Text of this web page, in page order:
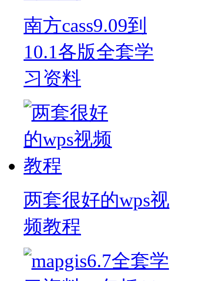
南方cass9.09到
10.1各版全套学
习资料
两套很好的wps视
频教程